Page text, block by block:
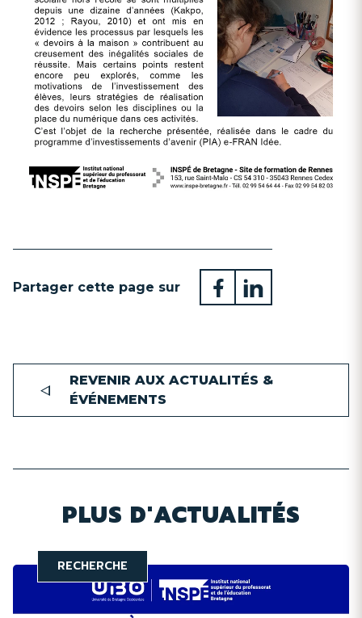
Partager cette page sur
REVENIR AUX ACTUALITÉS &
ÉVÉNEMENTS
PLUS D'ACTUALITÉS
RECHERCHE